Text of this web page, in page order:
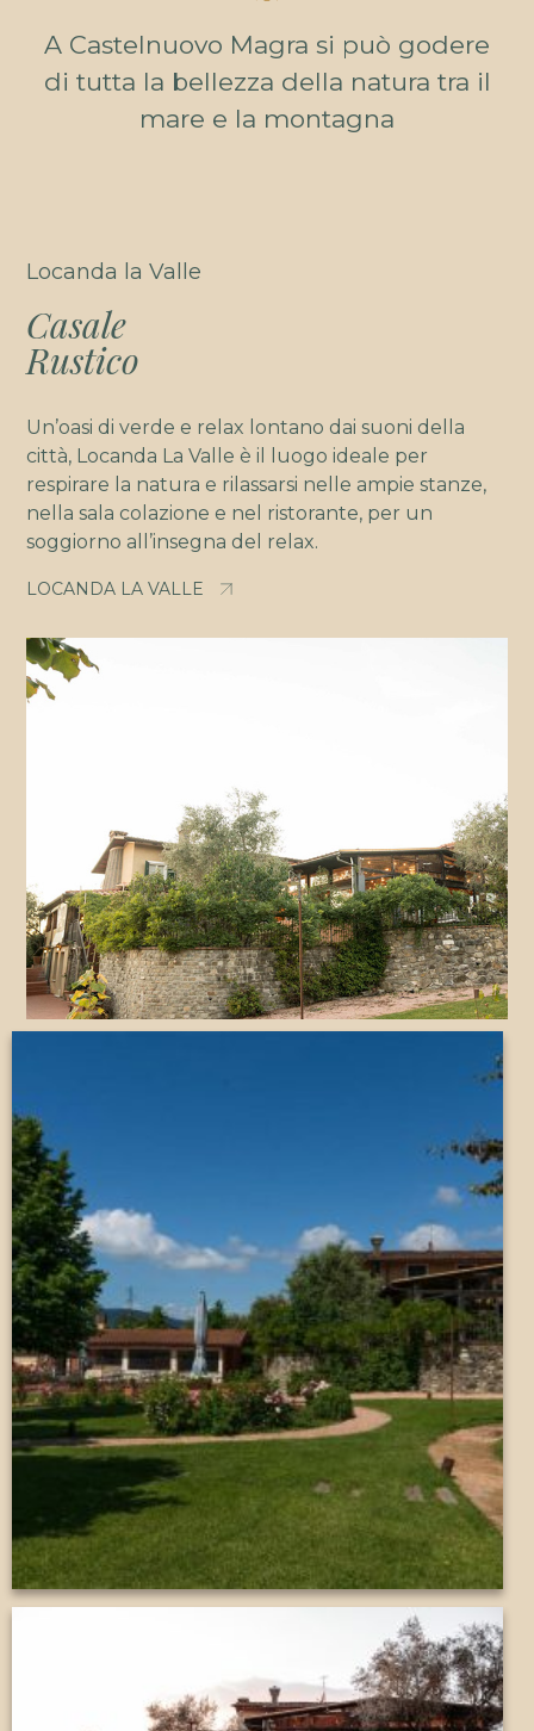
A Castelnuovo Magra si può godere
di tutta la bellezza della natura tra il
mare e la montagna
Locanda la Valle
Casale
Rustico
Un’oasi di verde e relax lontano dai suoni della
città, Locanda La Valle è il luogo ideale per
respirare la natura e rilassarsi nelle ampie stanze,
nella sala colazione e nel ristorante, per un
soggiorno all’insegna del relax.
LOCANDA LA VALLE